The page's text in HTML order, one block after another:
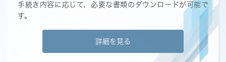
手続き内容に応じて、必要な書類のダウンロードが可能で
す。
詳細を見る